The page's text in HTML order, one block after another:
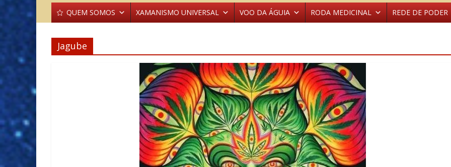
QUEM SOMOS XAMANISMO UNIVERSAL VOO DA ÁGUIA RODA MEDICINAL REDE DE PODER
Jagube